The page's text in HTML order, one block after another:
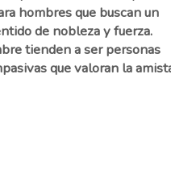
hombres que buscan un
de nobleza y fuerza.
tienden a ser personas
que valoran la